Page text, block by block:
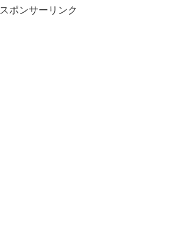
スポンサーリンク